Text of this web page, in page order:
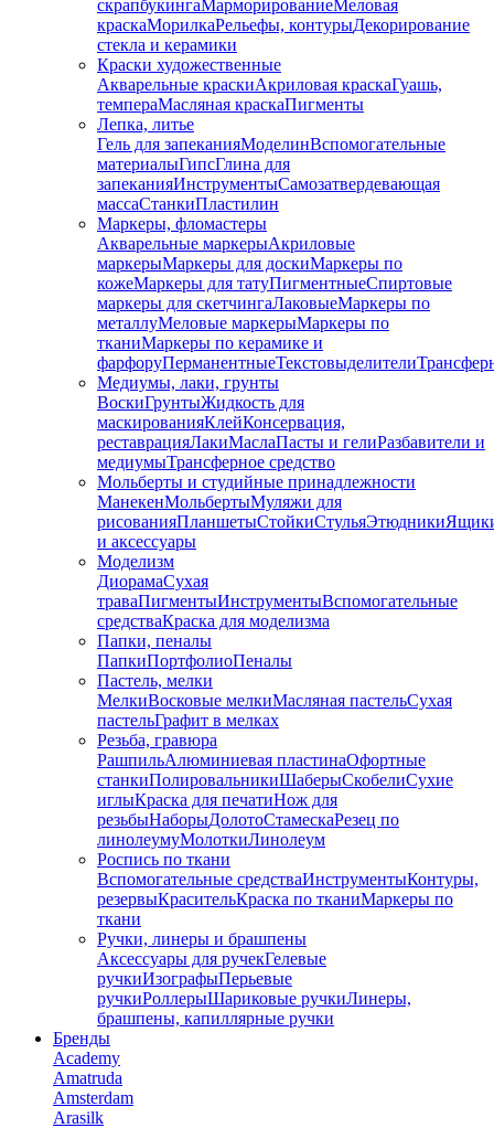
скрапбукингаМарморированиеМеловая
краскаМорилкаРельефы, контурыДекорирование
стекла и керамики
Краски художественные
Акварельные краскиАкриловая краскаГуашь,
темпераМасляная краскаПигменты
Лепка, литье
Гель для запеканияМоделинВспомогательные
материалыГипсГлина для
запеканияИнструментыСамозатвердевающая
массаСтанкиПластилин
Маркеры, фломастеры
Акварельные маркерыАкриловые
маркерыМаркеры для доскиМаркеры по
кожеМаркеры для татуПигментныеCпиртовые
маркеры для скетчингаЛаковыеМаркеры по
металлуМеловые маркерыМаркеры по
тканиМаркеры по керамике и
фарфоруПерманентныеТекстовыделители
Медиумы, лаки, грунты
ВоскиГрунтыЖидкость для
маскированияКлейКонсервация,
реставрацияЛакиМаслаПасты и гелиРазбавители и
медиумыТрансферное средство
Мольберты и студийные принадлежности
МанекенМольбертыМуляжи для
рисованияПланшетыСтойкиСтульяЭтюдники
и аксессуары
Моделизм
ДиорамаСухая
траваПигментыИнструментыВспомогательные
средстваКраска для моделизма
Папки, пеналы
ПапкиПортфолиоПеналы
Пастель, мелки
МелкиВосковые мелкиМасляная пастельСухая
пастельГрафит в мелках
Резьба, гравюра
РашпильАлюминиевая пластинаОфортные
станкиПолировальникиШаберыСкобелиСухие
иглыКраска для печатиНож для
резьбыНаборыДолотоСтамескаРезец по
линолеумуМолоткиЛинолеум
Роспись по ткани
Вспомогательные средстваИнструментыКонтуры,
резервыКрасительКраска по тканиМаркеры по
ткани
Ручки, линеры и брашпены
Аксессуары для ручекГелевые
ручкиИзографыПерьевые
ручкиРоллерыШариковые ручкиЛинеры,
брашпены, капиллярные ручки
Бренды
Academy
Amatruda
Amsterdam
Arasilk